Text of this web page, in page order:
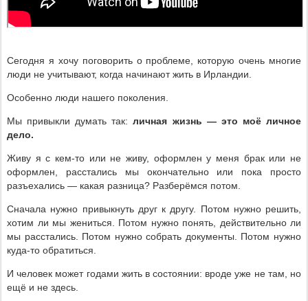
Сегодня я хочу поговорить о проблеме, которую очень многие
люди не учитывают, когда начинают жить в Ирландии.
Особенно люди нашего поколения.
Мы привыкли думать так:личная жизнь — это моё личное
дело.
Живу я с кем-то или не живу, оформлен у меня брак или не
оформлен, расстались мы окончательно или пока просто
разъехались — какая разница? Разберёмся потом.
Сначала нужно привыкнуть друг к другу. Потом нужно решить,
хотим ли мы жениться. Потом нужно понять, действительно ли
мы расстались. Потом нужно собрать документы. Потом нужно
куда-то обратиться.
И человек может годами жить в состоянии: вроде уже не там, но
ещё и не здесь.